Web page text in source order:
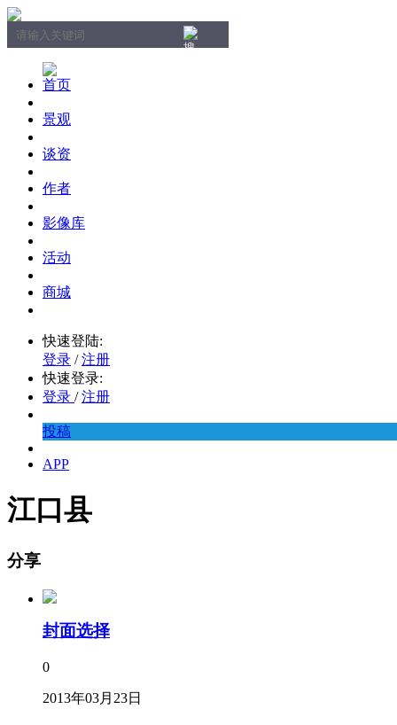
首页
景观
谈资
作者
影像库
活动
商城
快速登陆:
登录 / 注册
快速登录:
登录 / 注册
投稿
APP
江口县
分享
封面选择
0
2013年03月23日